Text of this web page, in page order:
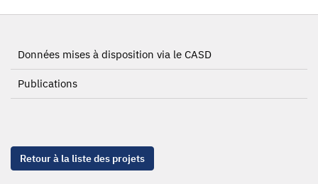
Données mises à disposition via le CASD
Publications
Retour à la liste des projets